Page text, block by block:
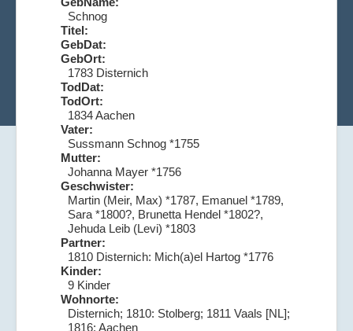
Schnog
Titel:
GebDat:
GebOrt:
1783 Disternich
TodDat:
TodOrt:
1834 Aachen
Vater:
Sussmann Schnog *1755
Mutter:
Johanna Mayer *1756
Geschwister:
Martin (Meir, Max) *1787, Emanuel *1789,
Sara *1800?, Brunetta Hendel *1802?,
Jehuda Leib (Levi) *1803
Partner:
1810 Disternich: Mich(a)el Hartog *1776
Kinder:
9 Kinder
Wohnorte:
Disternich; 1810: Stolberg; 1811 Vaals [NL];
1816: Aachen